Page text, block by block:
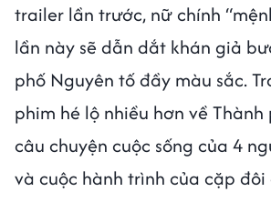
trailer lần trước, nữ chính
lần này sẽ dẫn dắt khán giả
phố Nguyên tố đầy màu sắc.
phim hé lộ nhiều hơn về
câu chuyện cuộc sống của 4
và cuộc hành trình của cặp đôi